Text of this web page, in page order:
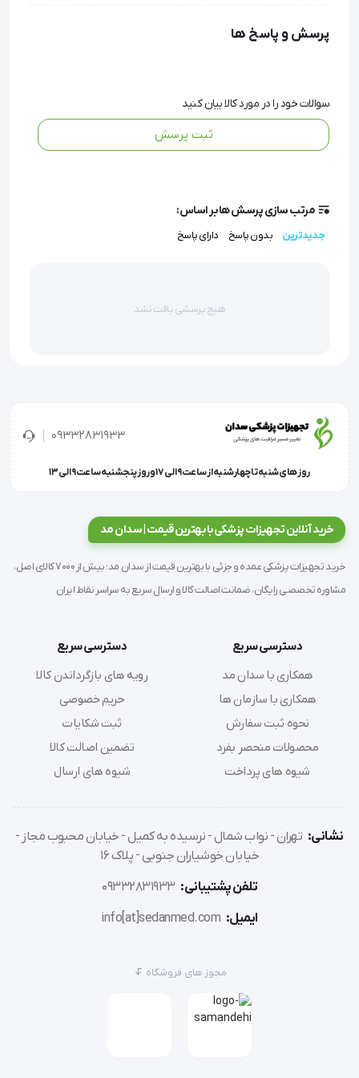
مقاوم، حمل تجهیزات پزشکی را در هر محیطی آسان می‌سازد.
ایمنی و دوام را تضمین می‌کند. تقسیم‌بندی داخلی
لانه‌زنبوری و نوارهای کشی، سازماندهی دقیق ابزارها را ممکن
ویژگی‌ و مشخصات فنی:
رنگ: قرمز با نوار شبرنگ
با انتخابکوله پشتی امداد و احیاء F9
، آمادگی کامل برای
مواجهه با شرایط اضطراری را خواهید داشت.
مطمئن در عملیات‌های امدادی است.
پرسش و پاسخ ها
سوالات خود را در مورد کالا بیان کنید
ثبت پرسش
مرتب سازی پرسش ها بر اساس:
جدیدترین بدون پاسخ دارای پاسخ
هیچ پرسشی یافت نشد
09332831933
روز های شنبه تا چهارشنبه از ساعت 9 الی 17 و روز پنجشنبه ساعت 9 الی 13
خرید آنلاین تجهیزات پزشکی با بهترین قیمت | سدان مد
خرید تجهیزات پزشکی عمده و جزئی با بهترین قیمت از سدان مد؛ بیش از 7000 کالای اصل،
مشاوره تخصصی رایگان، ضمانت اصالت کالا و ارسال سریع به سراسر نقاط ایران
دسترسی سریع
همکاری با سدان مد
همکاری با سازمان ها
نحوه ثبت سفارش
محصولات منحصر بفرد
شیوه های پرداخت
دسترسی سریع
رویه های بازگرداندن کالا
حریم خصوصی
ثبت شکایات
تضمین اصالت کالا
شیوه های ارسال
نشانی: تهران - نواب شمال - نرسیده به کمیل - خیابان محبوب مجاز -
خیابان خوشیاران جنوبی - پلاک 16
تلفن پشتیبانی: 09332831933
ایمیل: info[at]sedanmed.com
مجوز های فروشگاه